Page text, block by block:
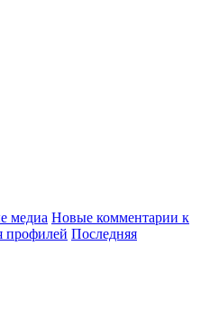
медиа Новые комментарии к
профилей Последняя